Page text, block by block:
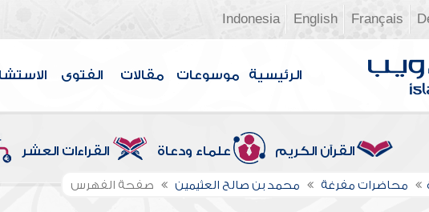
Français
English
Indonesia
الرئيسية موسوعات مقالات الفتوى
القرآن الكريم علماء ودعاة القراءات العشر
محاضرات مفرغة محمد بن صالح العثيمين صفحة الفهرس